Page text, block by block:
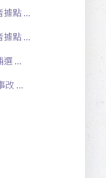
據點 ...
據點 ...
選 ...
改 ...